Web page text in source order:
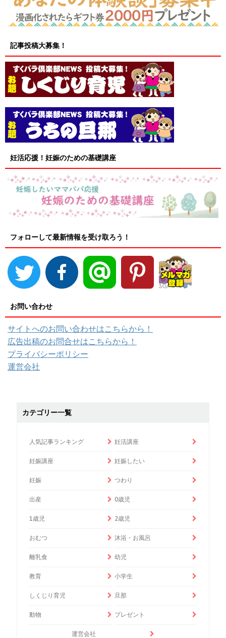
記事投稿大募集！
妊活応援！妊娠のための基礎講座
フォローして最新情報を受け取ろう！
お問い合わせ
サイトへのお問い合わせはこちらから！
広告出稿のお問合せはこちらから！
プライバシーポリシー
運営会社
カテゴリー一覧
人気記事ランキング 妊活講座
妊娠講座 妊娠したい
妊娠 つわり
出産 0歳児
1歳児 2歳児
おむつ 沐浴・お風呂
離乳食 幼児
教育 小学生
しくじり育児 旦那
動物 プレゼント
運営会社